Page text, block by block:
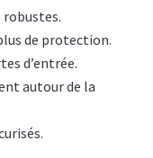
de protection.
d’entrée.
autour de la